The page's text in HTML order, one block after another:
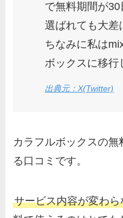
で無料期間が
選ばれても大差
ちなみに私は
ボックスに移行
出典元：X(Twitter)
カラフルボックスの
る口コミです。
サービス内容が変わ